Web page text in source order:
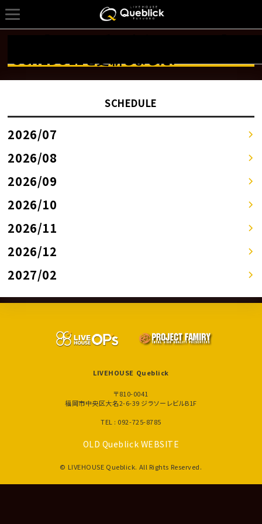
SCHEDULEを更新しました!
SCHEDULE
2026/07
2026/08
2026/09
2026/10
2026/11
2026/12
2027/02
LIVEHOUSE Queblick
〒810-0041
福岡市中央区大名2-6-39 ジラソーレビルB1F
TEL : 092-725-8785
OLD Queblick WEBSITE
© LIVEHOUSE Queblick. All Rights Reserved.